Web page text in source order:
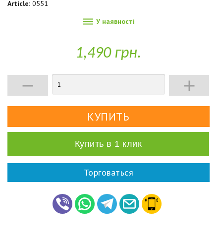
Article: 0551
 У наявності
1,490 грн.
 
Купить в 1 клик
Торговаться